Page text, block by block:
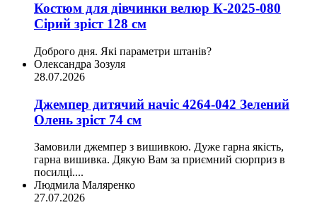
Костюм для дівчинки велюр К-2025-080
Сірий зріст 128 см
Доброго дня. Які параметри штанів?
Олександра Зозуля
28.07.2026
Джемпер дитячий начіс 4264-042 Зелений
Олень зріст 74 см
Замовили джемпер з вишивкою. Дуже гарна якість,
гарна вишивка. Дякую Вам за приємний сюрприз в
посилці....
Людмила Маляренко
27.07.2026